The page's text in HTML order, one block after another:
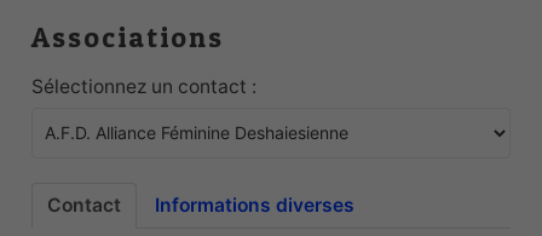
Associations
Sélectionnez un contact :
Contact Informations diverses